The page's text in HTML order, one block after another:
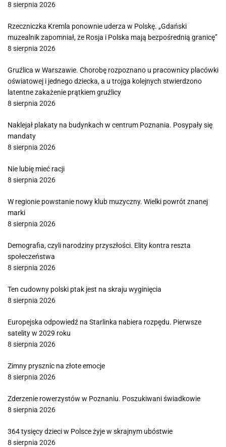
8 sierpnia 2026
Rzeczniczka Kremla ponownie uderza w Polskę. „Gdański
muzealnik zapomniał, że Rosja i Polska mają bezpośrednią granicę”
8 sierpnia 2026
Gruźlica w Warszawie. Chorobę rozpoznano u pracownicy placówki
oświatowej i jednego dziecka, a u trojga kolejnych stwierdzono
latentne zakażenie prątkiem gruźlicy
8 sierpnia 2026
Naklejał plakaty na budynkach w centrum Poznania. Posypały się
mandaty
8 sierpnia 2026
Nie lubię mieć racji
8 sierpnia 2026
W regionie powstanie nowy klub muzyczny. Wielki powrót znanej
marki
8 sierpnia 2026
Demografia, czyli narodziny przyszłości. Elity kontra reszta
społeczeństwa
8 sierpnia 2026
Ten cudowny polski ptak jest na skraju wyginięcia
8 sierpnia 2026
Europejska odpowiedź na Starlinka nabiera rozpędu. Pierwsze
satelity w 2029 roku
8 sierpnia 2026
Zimny prysznic na złote emocje
8 sierpnia 2026
Zderzenie rowerzystów w Poznaniu. Poszukiwani świadkowie
8 sierpnia 2026
364 tysięcy dzieci w Polsce żyje w skrajnym ubóstwie
8 sierpnia 2026